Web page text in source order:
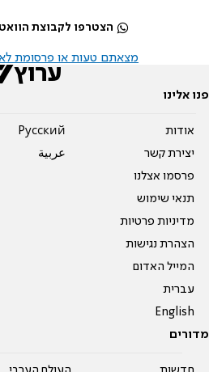
הצטרפו לקבוצת
מצאתם טעות או פרסומת לא
פנו אלינו
אודות
יצירת קשר
פרסמו אצלנו
תנאי שימוש
מדיניות פרטיות
הצהרת נגישות
המייל האדום
עברית
English
Pусский
عربية
מדורים